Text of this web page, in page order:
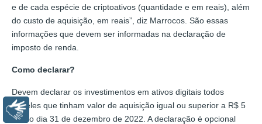
e de cada espécie de criptoativos (quantidade e em reais), além
do custo de aquisição, em reais”, diz Marrocos. São essas
informações que devem ser informadas na declaração de
imposto de renda.
Como declarar?
Devem declarar os investimentos em ativos digitais todos
aqueles que tinham valor de aquisição igual ou superior a R$ 5
mil no dia 31 de dezembro de 2022. A declaração é opcional
Libras